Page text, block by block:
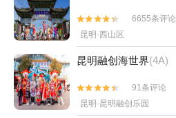


6655条评论
昆明·西山区
昆明融创海世界(4A)


91条评论
昆明·昆明融创乐园